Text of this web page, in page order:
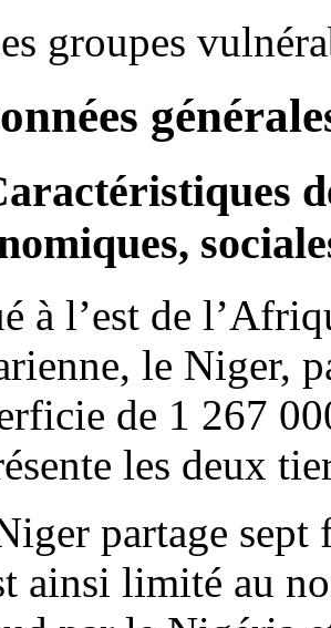
groupes
à l’est de
le Niger,
de 1 267
les deux
partage sept
ainsi limité au